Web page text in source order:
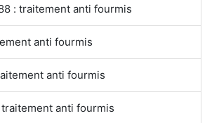
: traitement anti fourmis
anti fourmis
anti fourmis
anti fourmis